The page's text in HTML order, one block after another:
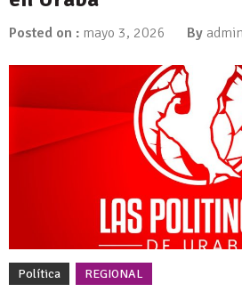
Posted on : mayo 3, 2026 By admin
Política REGIONAL